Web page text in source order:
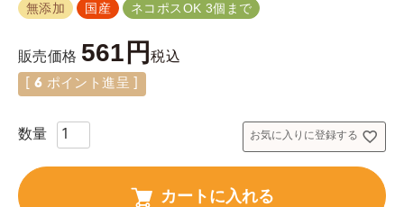
無添加 国産 ネコポスOK 3個まで
販売価格 561 税込
6 ポイント進呈 ]
お気に入りに登録する
カートに入れる